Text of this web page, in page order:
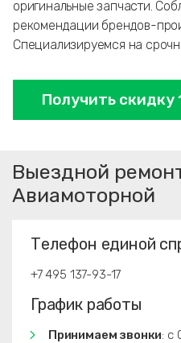
оригинальные запчасти.
рекомендации брендов-
Специализируемся на
Получить скидку
Выездной
Авиамоторной
Телефон единой
+7 495 137-93-17
График работы
Принимаем звонки: с